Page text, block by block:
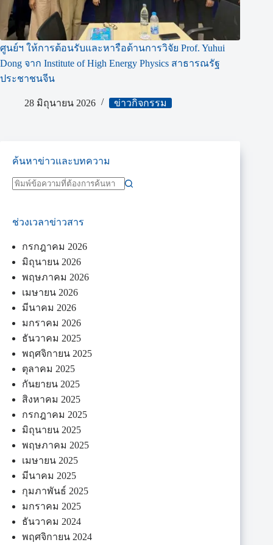
ศูนย์ฯ ให้การต้อนรับและหารือด้านการวิจัย Prof. Yuhui
Dong จาก Institute of High Energy Physics สาธารณรัฐ
ประชาชนจีน
28 มิถุนายน 2026 ข่าวกิจกรรม
ค้นหาข่าวและบทความ
ช่วงเวลาข่าวสาร
กรกฎาคม 2026
มิถุนายน 2026
พฤษภาคม 2026
เมษายน 2026
มีนาคม 2026
มกราคม 2026
ธันวาคม 2025
พฤศจิกายน 2025
ตุลาคม 2025
กันยายน 2025
สิงหาคม 2025
กรกฎาคม 2025
มิถุนายน 2025
พฤษภาคม 2025
เมษายน 2025
มีนาคม 2025
กุมภาพันธ์ 2025
มกราคม 2025
ธันวาคม 2024
พฤศจิกายน 2024